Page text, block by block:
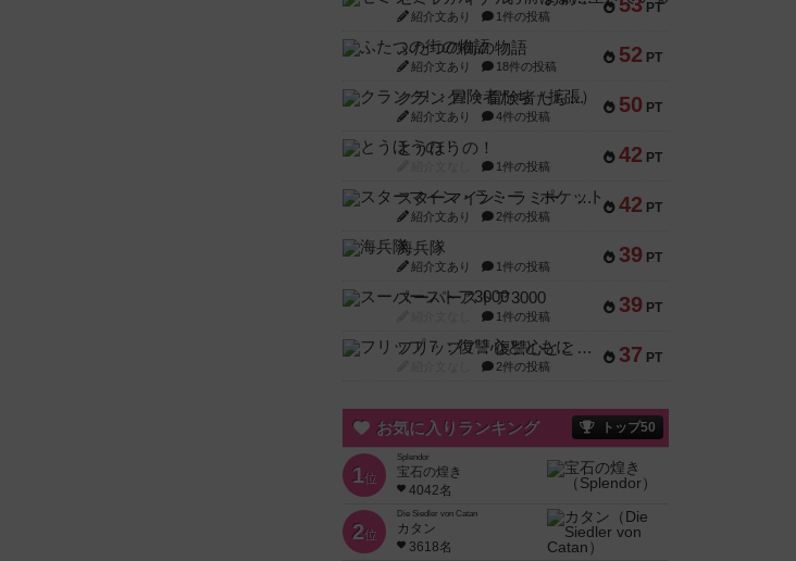
PT
紹介文あり 1件の投稿
52 PT
ふたつの街の物語
紹介文あり 18件の投稿
50 PT
クランク! ：冒険者たち（拡張）
紹介文あり 4件の投稿
42 PT
とうほうの！
1件の投稿
42 PT
スターマイン・ラミー ポケット
紹介文あり 2件の投稿
39 PT
海兵隊
紹介文あり 1件の投稿
39 PT
スーパーストア3000
1件の投稿
37 PT
フリップ７：復讐心とともに
2件の投稿
お気に入りランキング トップ50
1位
Splendor
宝石の煌き
4042名
2位
Die Siedler von Catan
カタン
3618名